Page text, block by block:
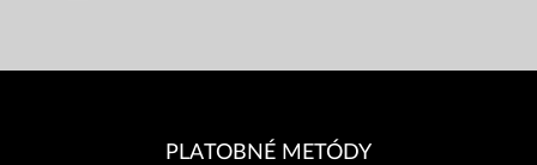
PLATOBNÉ METÓDY